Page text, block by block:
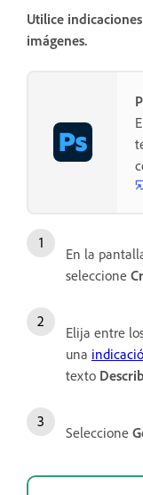
Utilice
imágenes.
En la
seleccione
Elija entre
una
texto
Seleccione